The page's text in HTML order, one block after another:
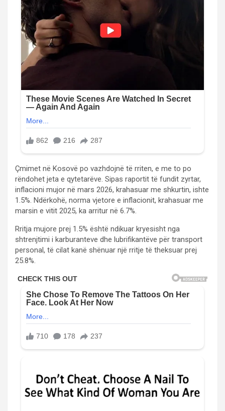
Çmimet në Kosovë po vazhdojnë të rriten, e me to po
rëndohet jeta e qytetarëve. Sipas raportit të fundit zyrtar,
inflacioni mujor në mars 2026, krahasuar me shkurtin, ishte
1.5%. Ndërkohë, norma vjetore e inflacionit, krahasuar me
marsin e vitit 2025, ka arritur në 6.7%.
Rritja mujore prej 1.5% është ndikuar kryesisht nga
shtrenjtimi i karburanteve dhe lubrifikantëve për transport
personal, të cilat kanë shënuar një rritje të theksuar prej
25.8%.